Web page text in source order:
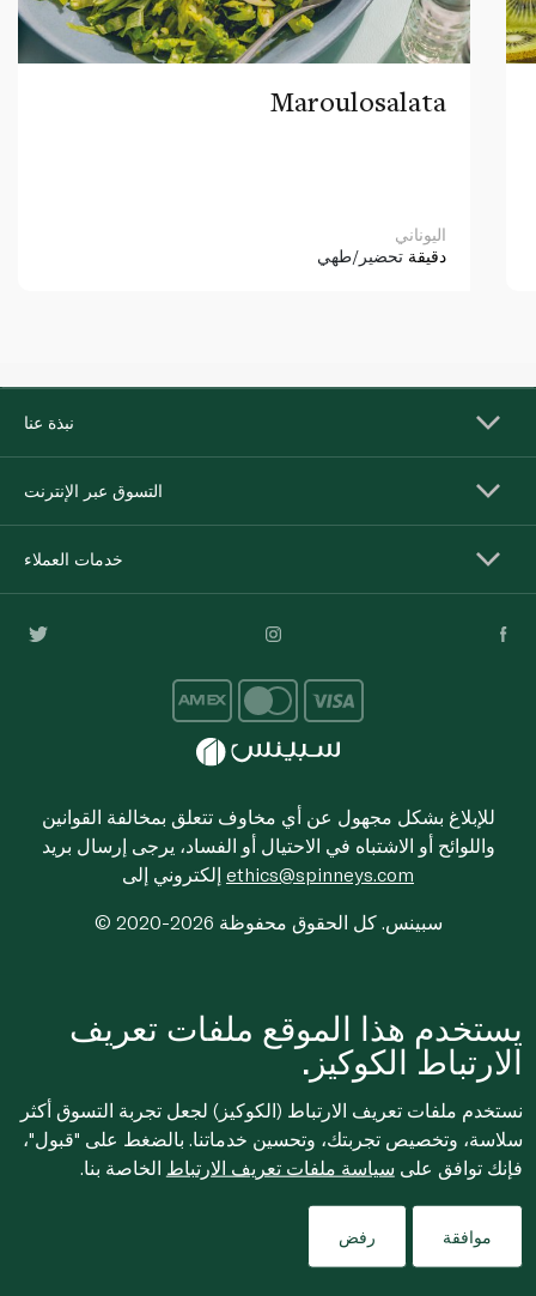
Maroulosalata
اليوناني
دقيقة تحضير/طهي
نبذة عنا
التسوق عبر الإنترنت
خدمات العملاء
للإبلاغ بشكل مجهول عن أي مخاوف تتعلق بمخالفة القوانين
واللوائح أو الاشتباه في الاحتيال أو الفساد، يرجى إرسال بريد
ethics@spinneys.com
© 2020-2026 سبينس. كل الحقوق محفوظة
يستخدم هذا الموقع ملفات تعريف
الارتباط الكوكيز.
نستخدم ملفات تعريف الارتباط (الكوكيز) لجعل تجربة التسوق أكثر
سلاسة، وتخصيص تجربتك، وتحسين خدماتنا. بالضغط على "قبول"،
فإنك توافق على سياسة ملفات تعريف الارتباط الخاصة بنا.
موافقة رفض